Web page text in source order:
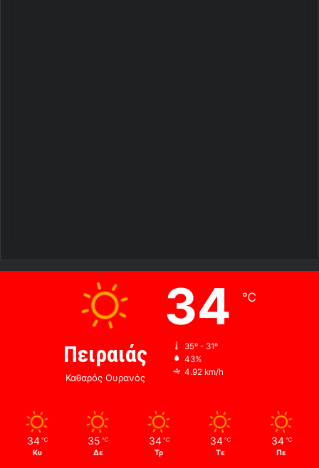
Πειραιάς
Καθαρός Ουρανός
34 ℃
35º - 31º
43%
4.92 km/h
34 ℃
Κυ
35 ℃
Δε
34 ℃
Τρ
34 ℃
Τε
34 ℃
Πε